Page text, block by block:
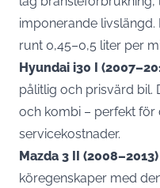
imponerande
runt 0,45–0,5 liter per
Hyundai i30 I
pålitlig och prisvärd bil.
och kombi – perfekt för
servicekostnader.
Mazda 3 II (2008–2013)
köregenskaper med